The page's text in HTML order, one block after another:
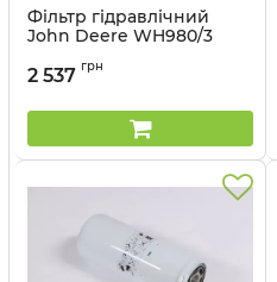
Фільтр гідравлічний
John Deere WH980/3
Артикул:
2 537 грн